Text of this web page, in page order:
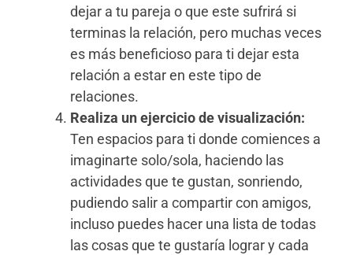
dejar a tu pareja o que este sufrirá si
terminas la relación, pero muchas veces
es más beneficioso para ti dejar esta
relación a estar en este tipo de
relaciones.
Realiza un ejercicio de visualización:
Ten espacios para ti donde comiences a
imaginarte solo/sola, haciendo las
actividades que te gustan, sonriendo,
pudiendo salir a compartir con amigos,
incluso puedes hacer una lista de todas
las cosas que te gustaría lograr y cada